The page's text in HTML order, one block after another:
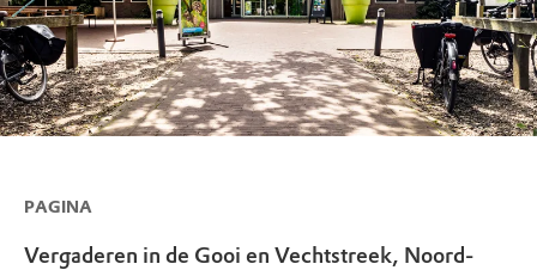
PAGINA
Vergaderen in de Gooi en Vechtstreek, Noord-